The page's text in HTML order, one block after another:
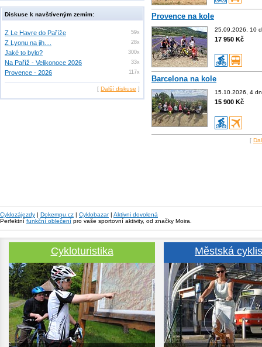
Diskuse k navštíveným zemím:
Z Le Havre do Paříže 59x
Z Lyonu na jih.... 28x
Jaké to bylo? 300x
Na Paříž - Velikonoce 2026 33x
Provence - 2026 117x
[ Další diskuse ]
Provence na kole
25.09.2026, 10
17 950 Kč
Barcelona na kole
15.10.2026, 4
15 900 Kč
[
Cyklozájezdy | Dokempu.cz | Cyklobazar| Aktivni dovolená
Perfektní funkční oblečení pro vaše sportovní aktivity, od značky Moira.
Cykloturistika Městská